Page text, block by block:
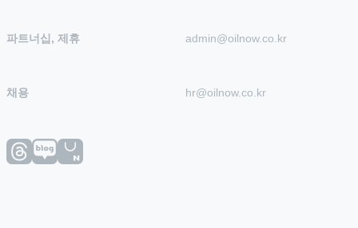
파트너십, 제휴 admin@oilnow.co.kr
채용 hr@oilnow.co.kr